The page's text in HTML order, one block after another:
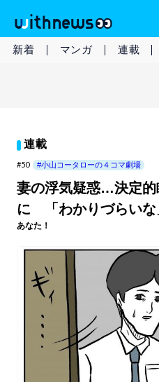
新着 マンガ 連載
連載
#50 #小山コータローの４コマ劇場
妻の浮気疑惑…決定的
に 「わかりづらいな
あなた！